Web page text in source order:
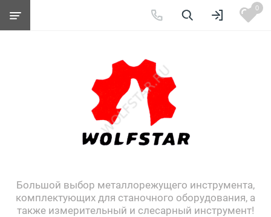
0
Большой выбор металлорежущего инструмента,
комплектующих для станочного оборудования, а
также измерительный и слесарный инструмент!